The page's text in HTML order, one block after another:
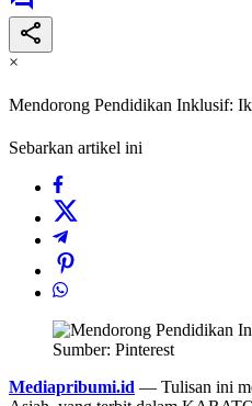
×
Mendorong Pendidikan Inklusif:
Sebarkan artikel ini
Sumber: Pinterest
Mediapribumi.id — Tulisan ini